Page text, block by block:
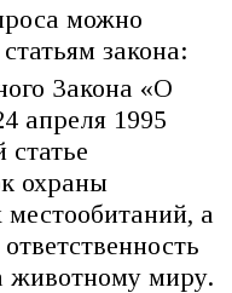
можно
закона:
Закона «О
апреля 1995
охраны
а
животному миру.